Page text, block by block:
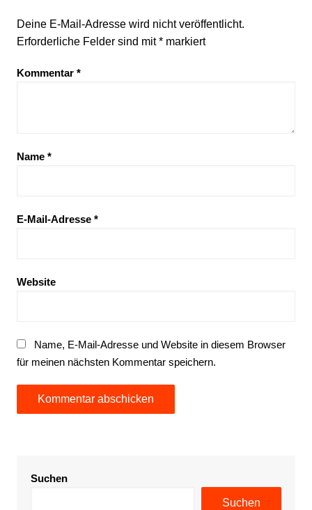
Deine E-Mail-Adresse wird nicht veröffentlicht.
Erforderliche Felder sind mit*markiert
Kommentar *
Name *
E-Mail-Adresse *
Website
Name, E-Mail-Adresse und Website in diesem Browser
für meinen nächsten Kommentar speichern.
Suchen
Suchen